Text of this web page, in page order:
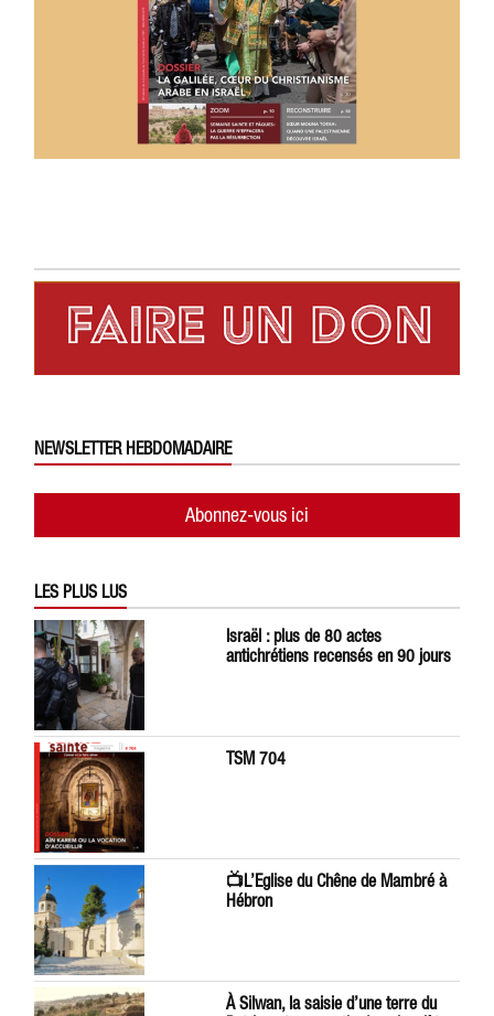
NEWSLETTER HEBDOMADAIRE
Abonnez-vous ici
LES PLUS LUS
Israël : plus de 80 actes
antichrétiens recensés en 90 jours
TSM 704
📺L’Eglise du Chêne de Mambré à
Hébron
À Silwan, la saisie d’une terre du